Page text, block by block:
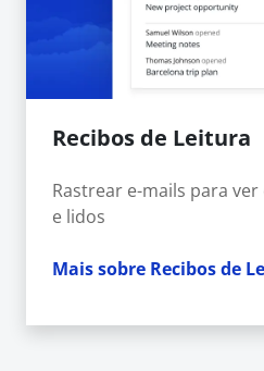
Recibos de Leitura
Rastrear e-mails para
e lidos
Mais sobre Recibos de